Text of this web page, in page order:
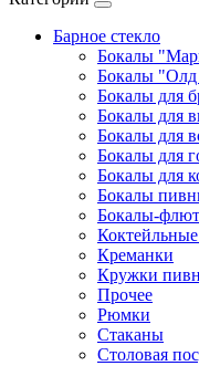
Барное стекло
Бокалы
Бокалы
Бокалы для
Бокалы для
Бокалы для
Бокалы для
Бокалы для
Бокалы
Бокалы-
Креманки
Кружки
Прочее
Рюмки
Стаканы
Столовая